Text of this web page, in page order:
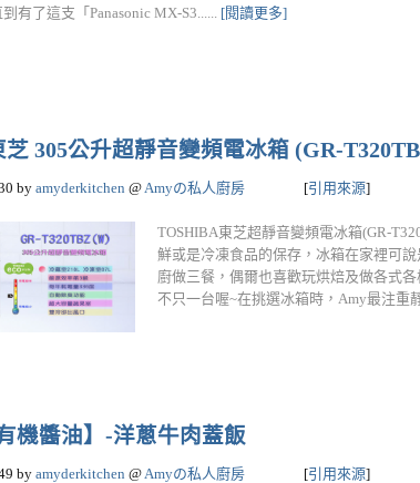
有了這支「Panasonic MX-S3...... [閱讀更多]
305公升超靜音變頻電冰箱 (GR-
by amyderkitchen @Amyの私人廚房 [引用來源]
TOSHIBA東芝超靜音變頻電冰箱(GR-
鮮或是冷凍食品的保存，冰箱在家裡可
廚做三餐，偶爾也喜歡玩烘焙及做各式
不只一台喔~在挑選冰箱時，Amy最注重
機醬油】-洋蔥牛肉蓋飯
by amyderkitchen @Amyの私人廚房 [引用來源]